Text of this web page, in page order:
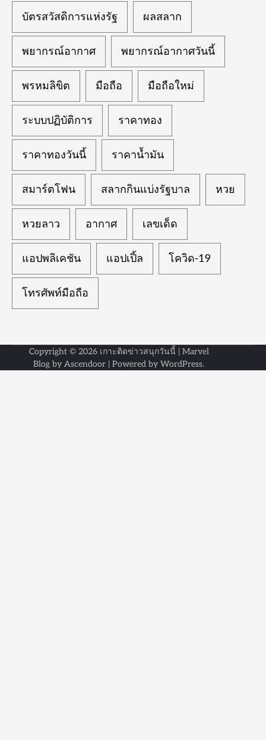
บัตรสวัสดิการแห่งรัฐ ผลสลาก
พยากรณ์อากาศ พยากรณ์อากาศวันนี้
พรหมลิขิต มือถือ มือถือใหม่
ระบบปฏิบัติการ ราคาทอง
ราคาทองวันนี้ ราคาน้ำมัน
สมาร์ตโฟน สลากกินแบ่งรัฐบาล หวย
หวยลาว อากาศ เลขเด็ด
แอปพลิเคชัน แอปเปิ้ล โควิด-19
โทรศัพท์มือถือ
Copyright © 2026 เกาะติดข่าวสนุกวันนี้ | Marvel
Blog by Ascendoor | Powered by WordPress.